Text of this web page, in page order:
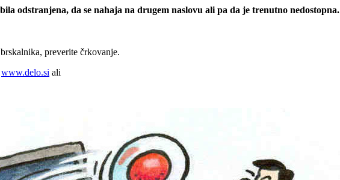
odstranjena, da se nahaja na drugem naslovu ali pa da je trenutno nedostopna.
preverite črkovanje.
www.delo.si ali